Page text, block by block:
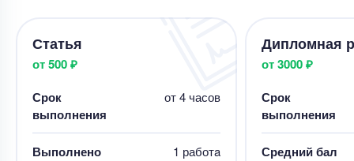
Статья
от 500 ₽
Срок
выполнения
от 4 часов
Выполнено 1 работa
Дипломная
от 3000 ₽
Срок
выполнения
Средний бал